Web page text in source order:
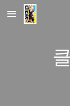
Skip to main